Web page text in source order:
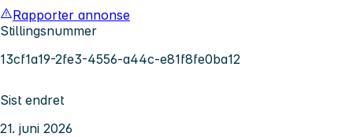
Rapporter annonse
Stillingsnummer
13cf1a19-2fe3-4556-a44c-e81f8fe0ba12
Sist endret
21. juni 2026